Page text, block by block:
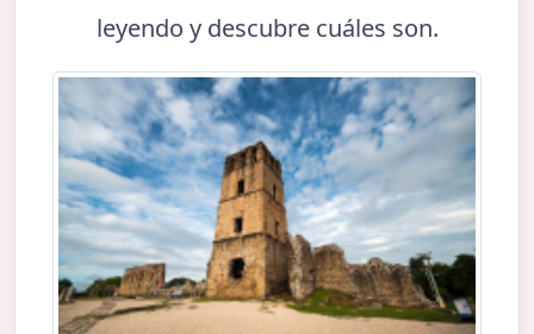
leyendo y descubre cuáles son.